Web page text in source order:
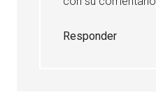
Responder